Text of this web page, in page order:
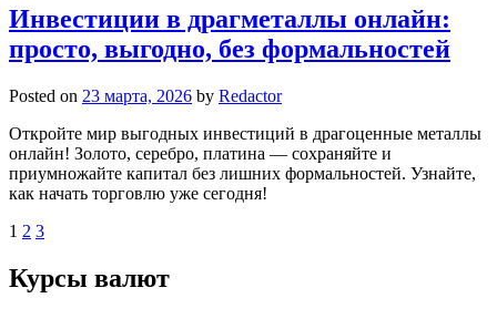
Инвестиции в драгметаллы онлайн:
просто, выгодно, без формальностей
Posted on 23 марта, 2026 by Redactor
Откройте мир выгодных инвестиций в драгоценные металлы
онлайн! Золото, серебро, платина — сохраняйте и
приумножайте капитал без лишних формальностей. Узнайте,
как начать торговлю уже сегодня!
Пагинация
записей
1 2 3
Курсы валют